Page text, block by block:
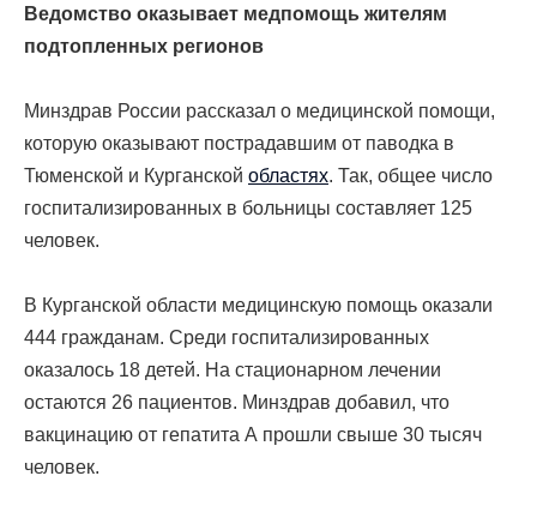
Ведомство оказывает медпомощь жителям
подтопленных регионов
Минздрав России рассказал о медицинской помощи,
которую оказывают пострадавшим от паводка в
Тюменской и Курганской областях. Так, общее число
госпитализированных в больницы составляет 125
человек.
В Курганской области медицинскую помощь оказали
444 гражданам. Среди госпитализированных
оказалось 18 детей. На стационарном лечении
остаются 26 пациентов. Минздрав добавил, что
вакцинацию от гепатита А прошли свыше 30 тысяч
человек.